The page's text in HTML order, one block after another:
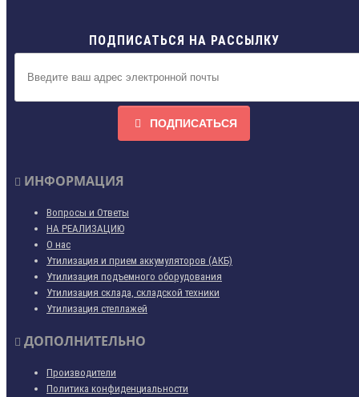
ПОДПИСАТЬСЯ НА РАССЫЛКУ
ПОДПИСАТЬСЯ
ИНФОРМАЦИЯ
Вопросы и Ответы
НА РЕАЛИЗАЦИЮ
О нас
Утилизация и прием аккумуляторов (АКБ)
Утилизация подъемного оборудования
Утилизация склада, складской техники
Утилизация стеллажей
ДОПОЛНИТЕЛЬНО
Производители
Политика конфиденциальности